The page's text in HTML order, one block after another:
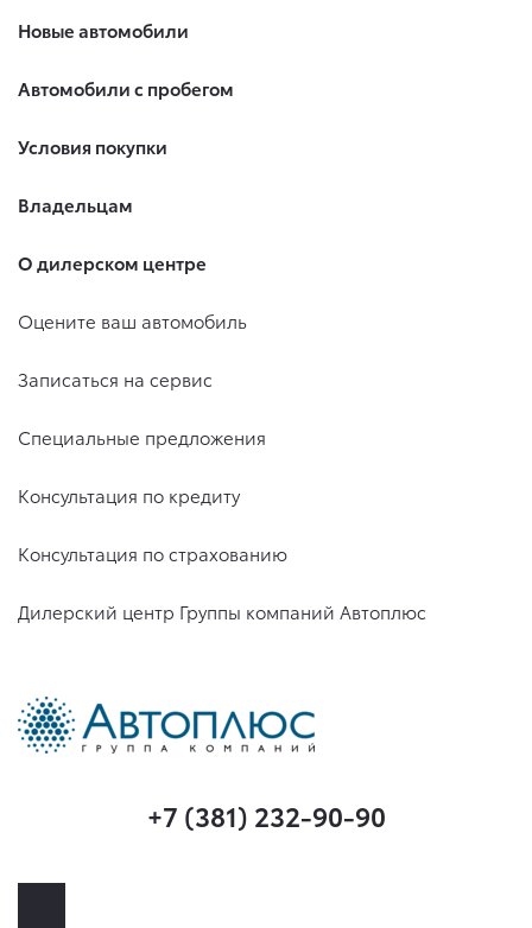
Новые автомобили
Автомобили с пробегом
Условия покупки
Владельцам
О дилерском центре
Оцените ваш автомобиль
Записаться на сервис
Специальные предложения
Консультация по кредиту
Консультация по страхованию
Дилерский центр Группы компаний Автоплюс
+7 (381) 232-90-90